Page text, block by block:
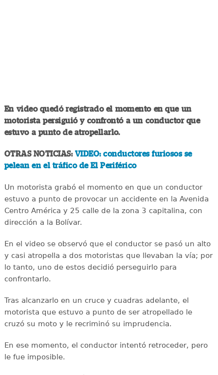
En video quedó registrado el momento en que un
motorista persiguió y confrontó a un conductor que
estuvo a punto de atropellarlo.
OTRAS NOTICIAS: VIDEO: conductores furiosos se
pelean en el tráfico de El Periférico
Un motorista grabó el momento en que un conductor
estuvo a punto de provocar un accidente en la Avenida
Centro América y 25 calle de la zona 3 capitalina, con
dirección a la Bolívar.
En el video se observó que el conductor se pasó un alto
y casi atropella a dos motoristas que llevaban la vía; por
lo tanto, uno de estos decidió perseguirlo para
confrontarlo.
Tras alcanzarlo en un cruce y cuadras adelante, el
motorista que estuvo a punto de ser atropellado le
cruzó su moto y le recriminó su imprudencia.
En ese momento, el conductor intentó retroceder, pero
le fue imposible.